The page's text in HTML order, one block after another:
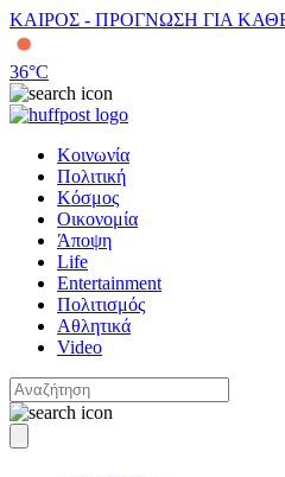
ΚΑΙΡΟΣ - ΠΡΟΓΝΩΣΗ ΓΙΑ
36°C
Κοινωνία
Πολιτική
Κόσμος
Οικονομία
Άποψη
Life
Entertainment
Πολιτισμός
Αθλητικά
Video